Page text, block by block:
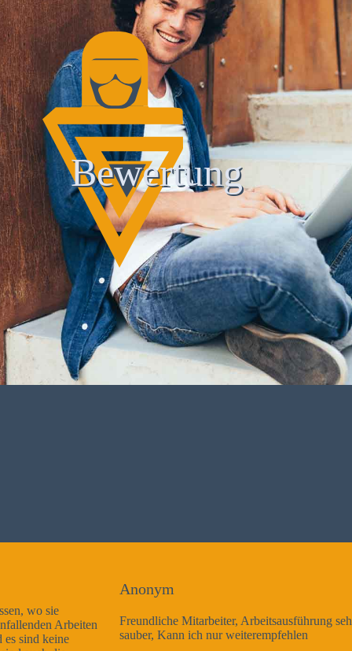
Bewertung
Freundliche Mitarbeiter, Arbeitsausführung sehr gut und sehr
sauber, Kann ich nur weiterempfehlen